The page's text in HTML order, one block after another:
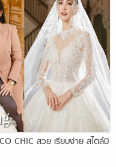
CHIC สวย เรียบง่าย สไตล์มิ